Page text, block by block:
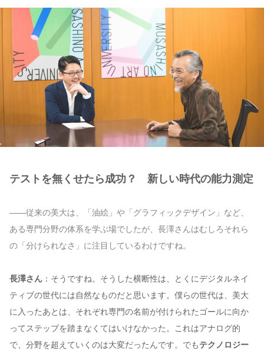
テストを無くせたら成功？ 新しい時代の能力測定
——従来の美大は、「油絵」や「グラフィックデザイン」など、
ある専門分野の体系を学ぶ場でしたが、長澤さんはむしろそれら
の「分けられなさ」に注目しているわけですね。
長澤さん ：そうですね。そうした横断性は、とくにデジタルネイ
ティブの世代には自然なものだと思います。僕らの世代は、美大
に入ったあとは、それぞれ専門の名前が付けられたゴールに向か
ってステップを踏まなくてはいけなかった。これはアナログ的
で、分野を超えていくのは大変だったんです。でもテクノロジー